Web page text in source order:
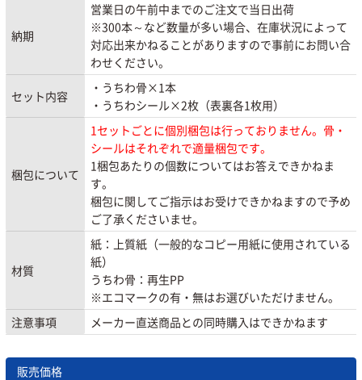
納期
営業日の午前中までのご注文で当日出荷
※300本～など数量が多い場合、在庫状況によって
対応出来かねることがありますので事前にお問い合
わせください。
セット内容
・うちわ骨×1本
・うちわシール×2枚（表裏各1枚用）
梱包について
1セットごとに個別梱包は行っておりません。骨・
シールはそれぞれで適量梱包です。
1梱包あたりの個数についてはお答えできかねま
す。
梱包に関してご指示はお受けできかねますので予め
ご了承くださいませ。
材質
紙：上質紙（一般的なコピー用紙に使用されている
紙）
うちわ骨：再生PP
※エコマークの有・無はお選びいただけません。
注意事項
メーカー直送商品との同時購入はできかねます
販売価格